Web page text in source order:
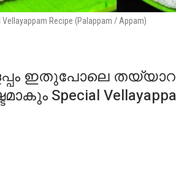
Vellayappam Recipe (Palappam / Appam)
ഇതുപോലെ
Special